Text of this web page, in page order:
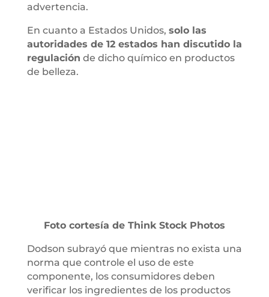
advertencia.
En cuanto a Estados Unidos, solo las
autoridades de 12 estados han discutido la
regulación de dicho químico en productos
de belleza.
Foto cortesía de Think Stock Photos
Dodson subrayó que mientras no exista una
norma que controle el uso de este
componente, los consumidores deben
verificar los ingredientes de los productos